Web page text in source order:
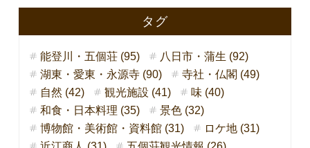
タグ
能登川・五個荘 (95)
八日市・蒲生 (92)
湖東・愛東・永源寺 (90)
寺社・仏閣 (49)
自然 (42)
観光施設 (41)
味 (40)
和食・日本料理 (35)
景色 (32)
博物館・美術館・資料館 (31)
ロケ地 (31)